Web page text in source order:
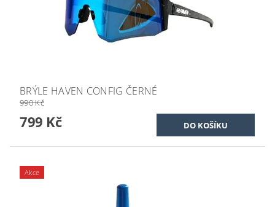
BRÝLE HAVEN CONFIG ČERNÉ
990 Kč
799 Kč
Akce